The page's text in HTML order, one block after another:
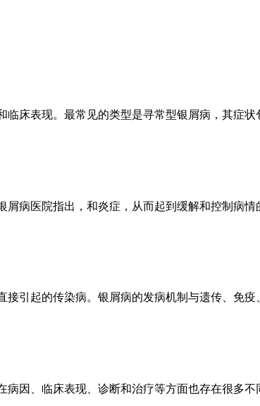
床表现。最常见的类型是寻常型银屑病，其症
病医院指出，和炎症，从而起到缓解和控制病
引起的传染病。银屑病的发病机制与遗传、免
因、临床表现、诊断和治疗等方面也存在很多